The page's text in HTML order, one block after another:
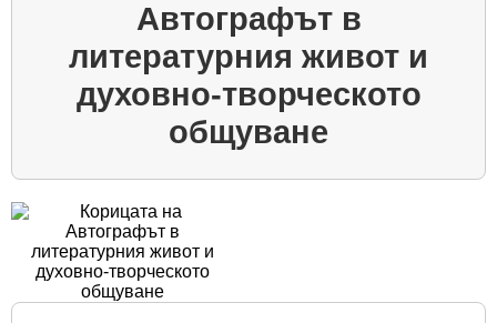
Автографът в
литературния живот и
духовно-творческото
общуване